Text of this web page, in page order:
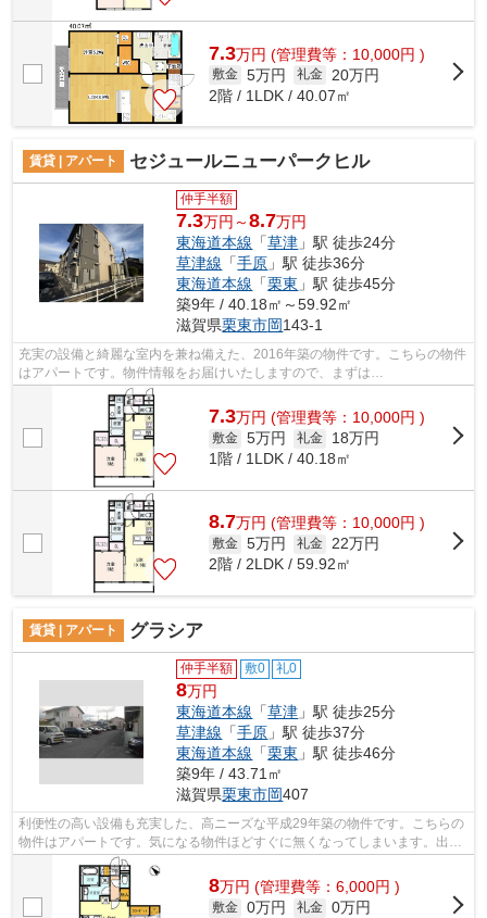
7.3万円 (管理費等：10,000円 )
敷金 5万円 礼金
20万円
2階 / 1LDK / 40.07㎡
賃貸 | アパート セジュールニューパークヒル
仲手半額
7.3万円～8.7万円
東海道本線 「草津 」駅 徒歩24分
草津線 「手原 」駅 徒歩36分
東海道本線 「栗東 」駅 徒歩45分
築9年 / 40.18㎡～59.92㎡
滋賀県栗東市岡143-1
充実の設備と綺麗な室内を兼ね備えた、2016年築の物件です。こちらの物件
はアパートです。物件情報をお届けいたしますので、まずは
fd@sigasaison.com宛までご連絡ください。栗東市エリ...
7.3万円 (管理費等：10,000円 )
敷金 5万円 礼金
18万円
1階 / 1LDK / 40.18㎡
8.7万円 (管理費等：10,000円 )
敷金 5万円 礼金 22万円
2階 / 2LDK / 59.92㎡
賃貸 | アパート グラシア
仲手半額 敷0 礼0
8万円
東海道本線 「草津 」駅 徒歩25分
草津線 「手原 」駅 徒歩37分
東海道本線 「栗東 」駅 徒歩46分
築9年 / 43.71㎡
滋賀県栗東市岡407
利便性の高い設備も充実した、高ニーズな平成29年築の物件です。こちらの
物件はアパートです。気になる物件ほどすぐに無くなってしまいます。出来
るだけお早目にお問い合わせください...
8万円 (管理費等：6,000円 )
敷金 0万円 礼金 0万円